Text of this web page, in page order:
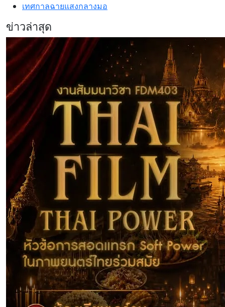
เทศกาลฉายแสงกลางมอ
ข่าวล่าสุด